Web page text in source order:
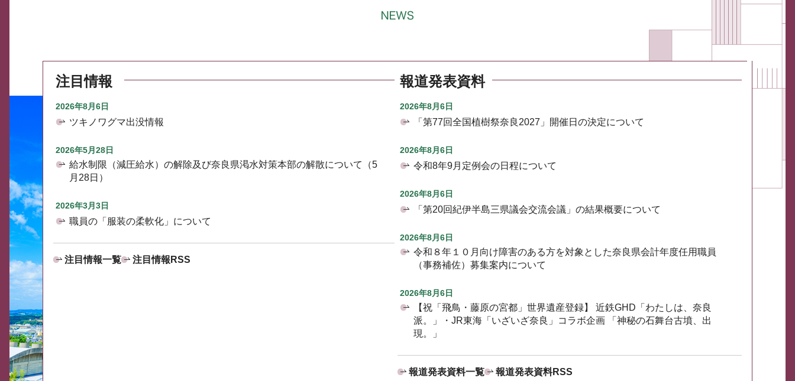
注目情報
2026年8月6日
ツキノワグマ出没情報
2026年5月28日
給水制限（減圧給水）の解除及び奈良県渇水対策本部の解散について（5
月28日）
2026年3月3日
職員の「服装の柔軟化」について
注目情報一覧 注目情報RSS
報道発表資料
2026年8月6日
「第77回全国植樹祭奈良2027」開催日の決定について
2026年8月6日
令和8年9月定例会の日程について
2026年8月6日
「第20回紀伊半島三県議会交流会議」の結果概要について
2026年8月6日
令和８年１０月向け障害のある方を対象とした奈良県会計年度任用職員
（事務補佐）募集案内について
2026年8月6日
【祝「飛鳥・藤原の宮都」世界遺産登録】 近鉄GHD「わたしは、奈良
派。」・JR東海「いざいざ奈良」コラボ企画 「神秘の石舞台古墳、出
現。」
報道発表資料一覧 報道発表資料RSS